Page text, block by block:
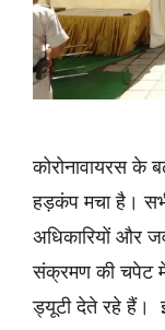
कोरोनावायरस के
हड़कंप मचा है।
अधिकारियों और
संक्रमण की चपेट
ड्यूटी देते रहे हैं।